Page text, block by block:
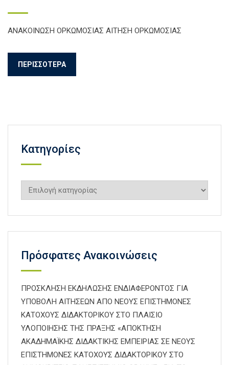
ΑΝΑΚΟΙΝΩΣΗ ΟΡΚΩΜΟΣΙΑΣ AΙΤΗΣΗ ΟΡΚΩΜΟΣΙΑΣ
ΠΕΡΙΣΣΌΤΕΡΑ
Kατηγορίες
Kατηγορίες
Πρόσφατες Ανακοινώσεις
ΠΡΟΣΚΛΗΣΗ ΕΚΔΗΛΩΣΗΣ ΕΝΔΙΑΦΕΡΟΝΤΟΣ ΓΙΑ
ΥΠΟΒΟΛΗ ΑΙΤΗΣΕΩΝ ΑΠΟ ΝΕΟΥΣ ΕΠΙΣΤΗΜΟΝΕΣ
ΚΑΤΟΧΟΥΣ ΔΙΔΑΚΤΟΡΙΚΟΥ ΣΤΟ ΠΛΑΙΣΙΟ
ΥΛΟΠΟΙΗΣΗΣ ΤΗΣ ΠΡΑΞΗΣ «ΑΠΟΚΤΗΣΗ
ΑΚΑΔΗΜΑΪΚΗΣ ΔΙΔΑΚΤΙΚΗΣ ΕΜΠΕΙΡΙΑΣ ΣΕ ΝΕΟΥΣ
ΕΠΙΣΤΗΜΟΝΕΣ ΚΑΤΟΧΟΥΣ ΔΙΔΑΚΤΟΡΙΚΟΥ ΣΤΟ